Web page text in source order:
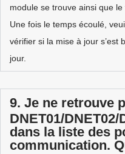
module se trouve ainsi que
Une fois le temps écoulé,
vérifier si la mise à jour s’est
jour.
9. Je ne retrouve
DNET01/DNET02/
dans la liste des
communication.